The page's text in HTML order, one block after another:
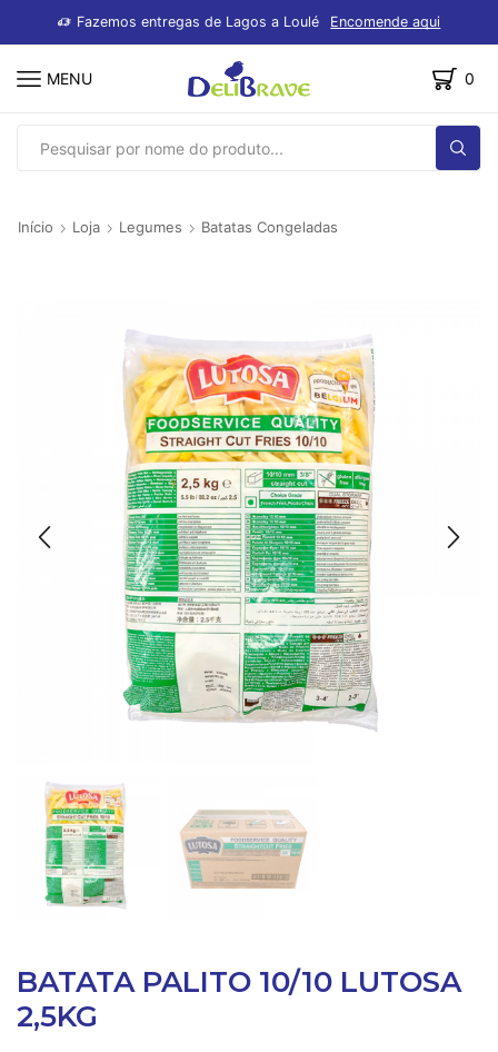
Fazemos entregas de Lagos a Loulé Encomende aqui
MENU 0
SEARCH
Início Loja Legumes Batatas Congeladas
BATATA PALITO 10/10 LUTOSA
2,5KG